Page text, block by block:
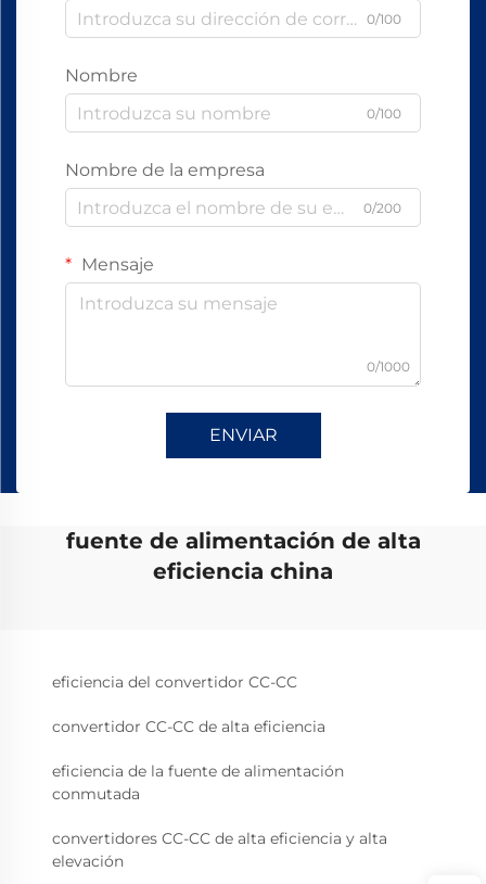
0/100
Nombre
0/100
Nombre de la empresa
0/200
Mensaje
0/1000
ENVIAR
fuente de alimentación de alta
eficiencia china
eficiencia del convertidor CC-CC
convertidor CC-CC de alta eficiencia
eficiencia de la fuente de alimentación
conmutada
convertidores CC-CC de alta eficiencia y alta
elevación